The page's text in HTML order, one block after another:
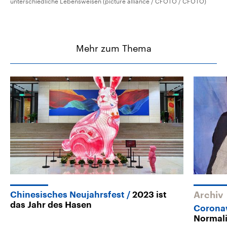
Mehr zum Thema
Chinesisches Neujahrsfest
2023 ist
das Jahr des Hasen
Archiv